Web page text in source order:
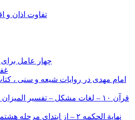
تفاوت اذان و
چهار عامل
امام مهدی در روایات شیعه و سنی ،
قرآن ۱۰ – لغات مشکل – تفسیر
نهایة الحکمه ۲ – از ابتدای